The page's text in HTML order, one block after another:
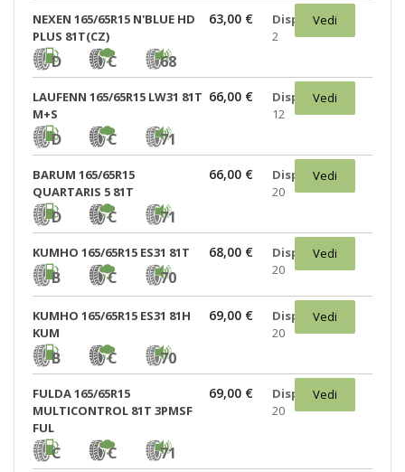
NEXEN 165/65R15 N'BLUE HD
PLUS 81T(CZ)
D C 68
63,00 €
Disponibili:
2
Vedi
LAUFENN 165/65R15 LW31 81T
M+S
D C 71
66,00 €
Disponibili:
12
Vedi
BARUM 165/65R15
QUARTARIS 5 81T
D C 71
66,00 €
Disponibili:
20
Vedi
KUMHO 165/65R15 ES31 81T
B C 70
68,00 €
Disponibili:
20
Vedi
KUMHO 165/65R15 ES31 81H
KUM
B C 70
69,00 €
Disponibili:
20
Vedi
FULDA 165/65R15
MULTICONTROL 81T 3PMSF
FUL
C C 71
69,00 €
Disponibili:
20
Vedi